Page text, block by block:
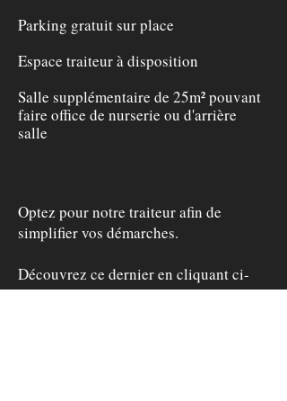
Parking gratuit sur place
Espace traiteur à disposition
Salle supplémentaire de 25m² pouvant
faire office de nurserie ou d'arrière
salle
Optez pour notre traiteur afin de
simplifier vos démarches.
Découvrez ce dernier en cliquant ci-
dessous :https://coincidence-